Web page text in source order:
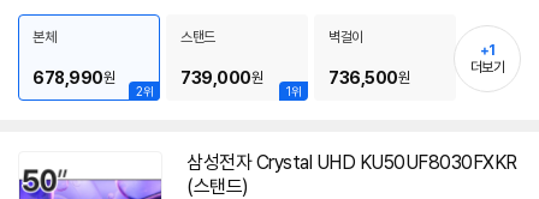
치
기
2위
본체
678,990원
1위
스탠드
739,000원
벽걸이
736,500원
+1
더보기
삼성전자 Crystal UHD KU50UF8030FXKR
(스탠드)